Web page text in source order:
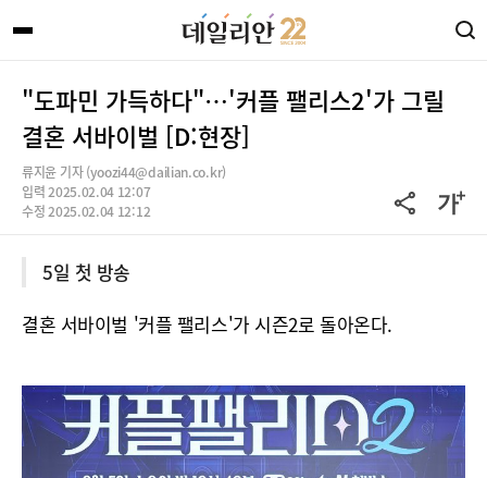
"도파민 가득하다"…'커플 팰리스2'가 그릴
결혼 서바이벌 [D:현장]
류지윤 기자 (yoozi44@dailian.co.kr)
입력 2025.02.04 12:07
수정 2025.02.04 12:12
5일 첫 방송
결혼 서바이벌 '커플 팰리스'가 시즌2로 돌아온다.